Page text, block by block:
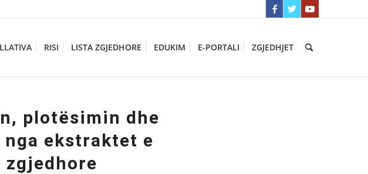
RISI LISTA ZGJEDHORE EDUKIM E-PORTALI ZGJEDHJET
plotësimin dhe
ekstraktet e